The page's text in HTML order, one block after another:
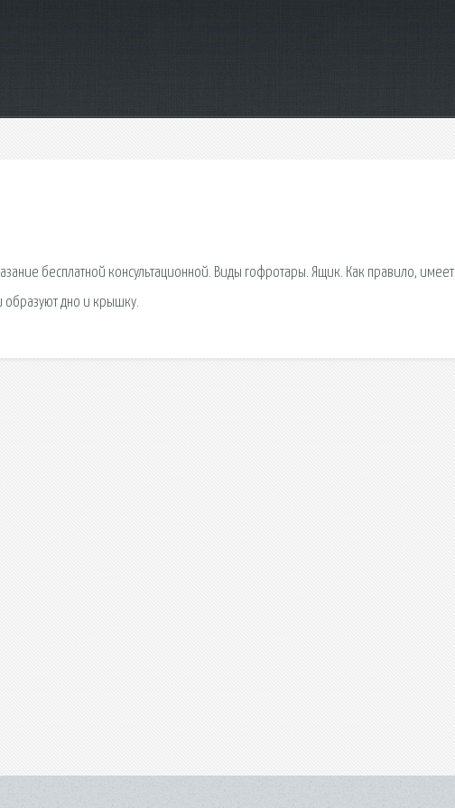
бесплатной консультационной. Виды гофротары. Ящик. Как правило, имеет
образуют дно и крышку.